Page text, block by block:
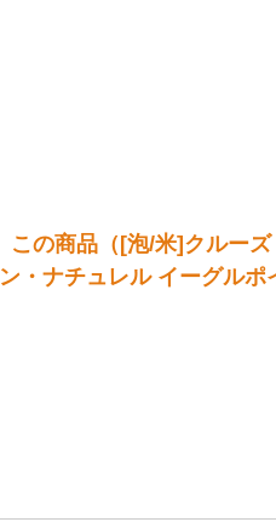
この商品（[泡/米]クルー
ン・ナチュレル イーグル